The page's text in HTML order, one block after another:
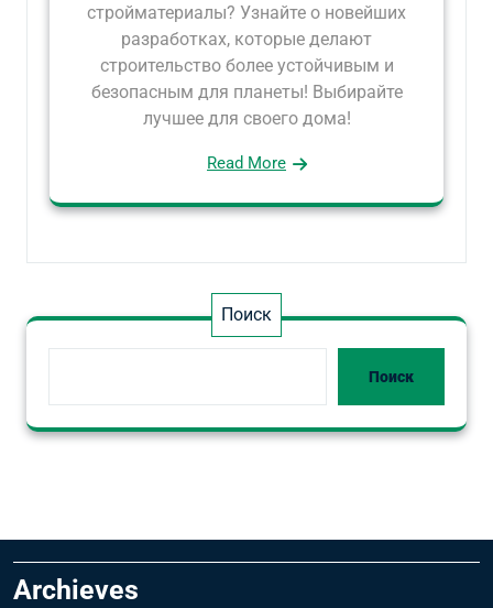
стройматериалы? Узнайте о новейших
разработках, которые делают
строительство более устойчивым и
безопасным для планеты! Выбирайте
лучшее для своего дома!
Read More
Поиск
Поиск
Archieves